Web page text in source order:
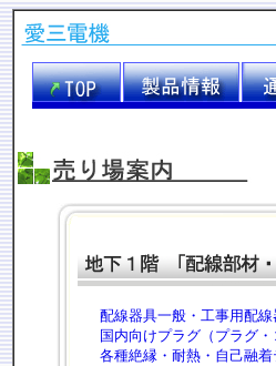
配線器具一般・工事用配線
国内向けプラグ（プラグ
各種絶縁・耐熱・自己融着